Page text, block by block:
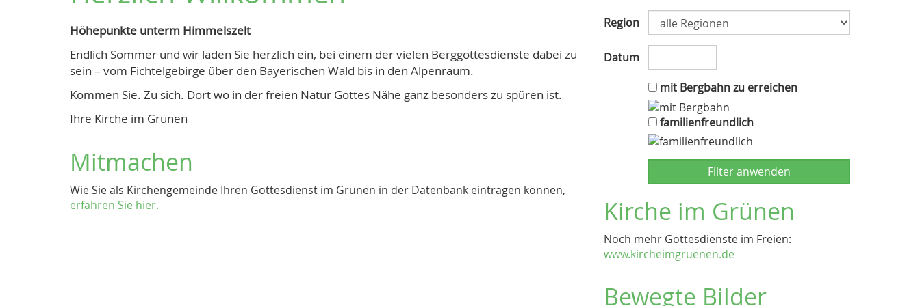
Höhepunkte unterm Himmelszelt
Endlich Sommer und wir laden Sie herzlich ein, bei einem der vielen Berggottesdienste dabei zu
sein – vom Fichtelgebirge über den Bayerischen Wald bis in den Alpenraum.
Kommen Sie. Zu sich. Dort wo in der freien Natur Gottes Nähe ganz besonders zu spüren ist.
Ihre Kirche im Grünen
Mitmachen
Wie Sie als Kirchengemeinde Ihren Gottesdienst im Grünen in der Datenbank eintragen können,
erfahren Sie hier.
Region
Datum
mit Bergbahn zu erreichen
familienfreundlich
Kirche im Grünen
Noch mehr Gottesdienste im Freien:
www.kircheimgruenen.de
Bewegte Bilder